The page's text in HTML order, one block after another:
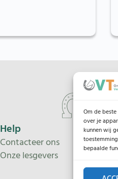
Om de
over je
kunnen wij
bepaalde
Help
Contacteer ons
Onze lesgevers